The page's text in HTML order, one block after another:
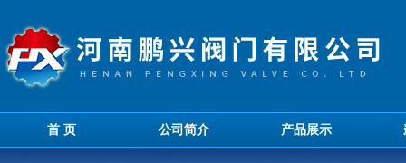
首 页 公司简介 产品展示